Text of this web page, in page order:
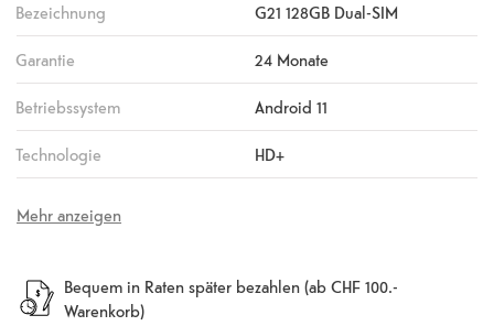
Bezeichnung G21 128GB Dual-SIM
Garantie 24 Monate
Betriebssystem Android 11
Technologie HD+
Mehr anzeigen
Bequem in Raten später bezahlen (ab CHF 100.-
Warenkorb)